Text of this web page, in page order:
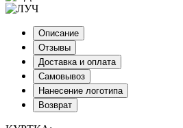
Описание
Отзывы
Доставка и оплата
Самовывоз
Нанесение логотипа
Возврат